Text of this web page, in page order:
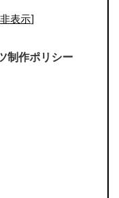
非表示]
制作ポリシー